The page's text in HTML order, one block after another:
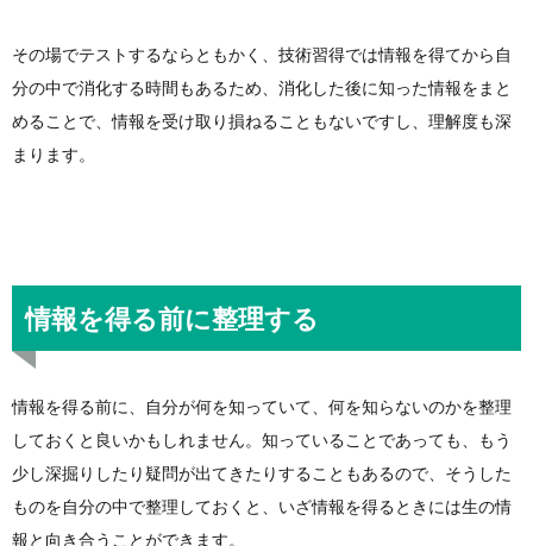
その場でテストするならともかく、技術習得では情報を得てから自
分の中で消化する時間もあるため、消化した後に知った情報をまと
めることで、情報を受け取り損ねることもないですし、理解度も深
まります。
情報を得る前に整理する
情報を得る前に、自分が何を知っていて、何を知らないのかを整理
しておくと良いかもしれません。知っていることであっても、もう
少し深掘りしたり疑問が出てきたりすることもあるので、そうした
ものを自分の中で整理しておくと、いざ情報を得るときには生の情
報と向き合うことができます。